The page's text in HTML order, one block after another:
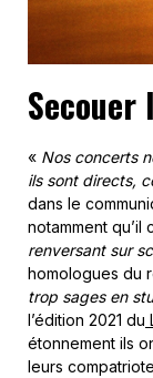
Secouer
« Nos concerts
ils sont directs,
dans le
notamment qu’il
renversant sur
homologues du
trop sages en
l’édition 2021 du
étonnement ils
leurs